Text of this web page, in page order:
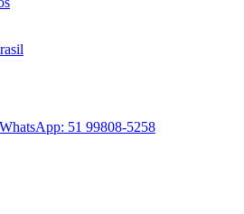
51 99808-5258